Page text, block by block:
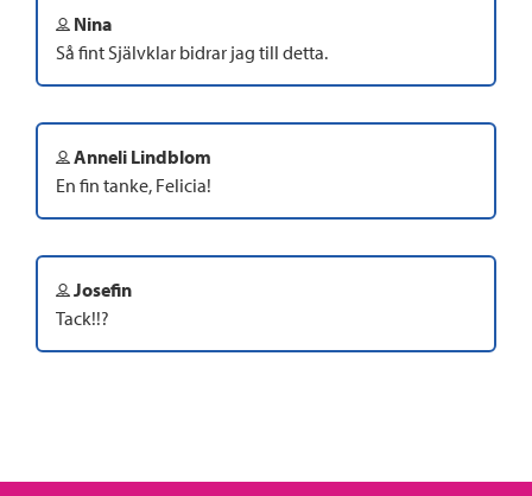
Nina
Så fint Självklar bidrar jag till detta.
Anneli Lindblom
En fin tanke, Felicia!
Josefin
Tack!!?